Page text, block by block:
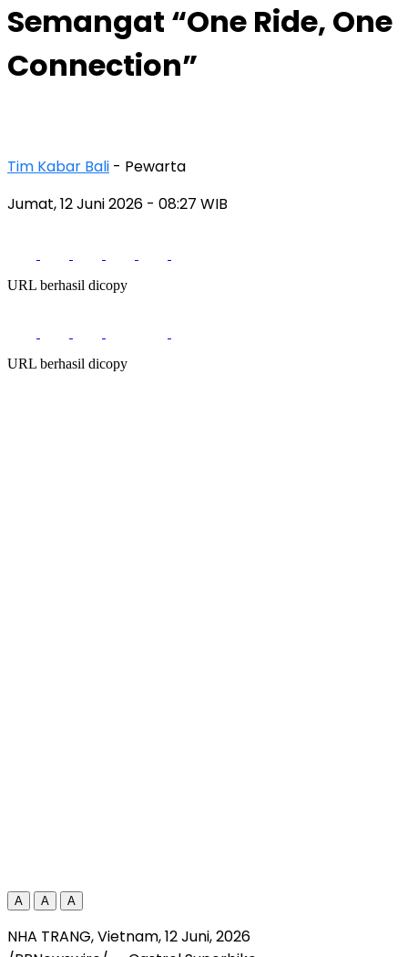
Semangat “One Ride, One
Connection”
Tim Kabar Bali - Pewarta
Jumat, 12 Juni 2026 - 08:27 WIB
URL berhasil dicopy
URL berhasil dicopy
A A A
NHA TRANG, Vietnam,12 Juni, 2026